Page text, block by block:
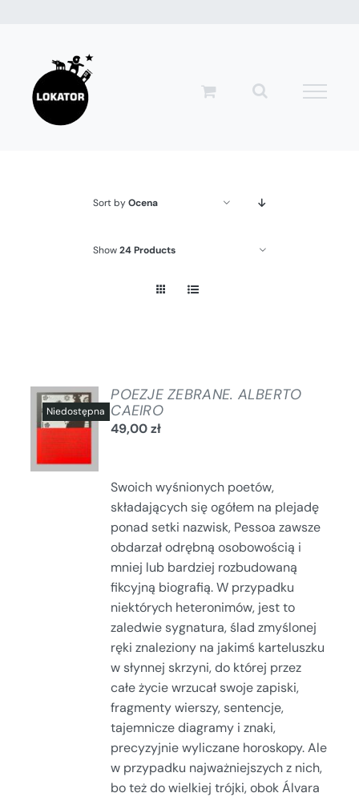
zawartości
Sort byOcena
Show24 Products
SZCZEGÓŁY
POEZJE ZEBRANE. ALBERTO
CAEIRO
49,00zł
Swoich wyśnionych poetów,
składających się ogółem na plejadę
ponad setki nazwisk, Pessoa zawsze
obdarzał odrębną osobowością i
mniej lub bardziej rozbudowaną
fikcyjną biografią. W przypadku
niektórych heteronimów, jest to
zaledwie sygnatura, ślad zmyślonej
ręki znaleziony na jakimś karteluszku
w słynnej skrzyni, do której przez
całe życie wrzucał swoje zapiski,
fragmenty wierszy, sentencje,
tajemnicze diagramy i znaki,
precyzyjnie wyliczane horoskopy. Ale
w przypadku najważniejszych z nich,
bo też do wielkiej trójki, obok Álvara